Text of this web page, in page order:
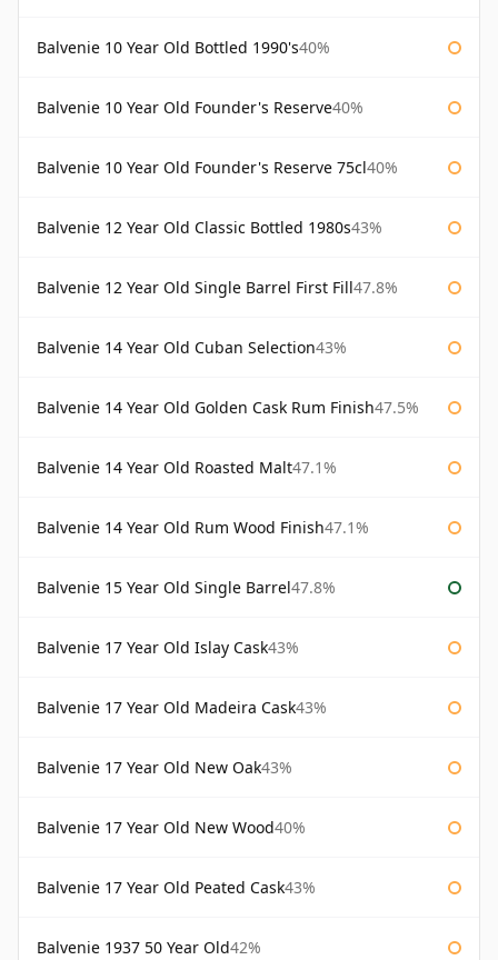
Balvenie 10 Year Old Bottled 1990's40%
Balvenie 10 Year Old Founder's Reserve40%
Balvenie 10 Year Old Founder's Reserve 75cl40%
Balvenie 12 Year Old Classic Bottled 1980s43%
Balvenie 12 Year Old Single Barrel First Fill47.8%
Balvenie 14 Year Old Cuban Selection43%
Balvenie 14 Year Old Golden Cask Rum Finish47.5%
Balvenie 14 Year Old Roasted Malt47.1%
Balvenie 14 Year Old Rum Wood Finish47.1%
Balvenie 15 Year Old Single Barrel47.8%
Balvenie 17 Year Old Islay Cask43%
Balvenie 17 Year Old Madeira Cask43%
Balvenie 17 Year Old New Oak43%
Balvenie 17 Year Old New Wood40%
Balvenie 17 Year Old Peated Cask43%
Balvenie 1937 50 Year Old42%